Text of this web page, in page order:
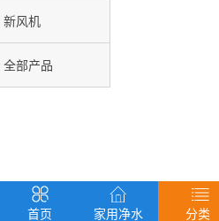
首页 家用净水 分类
新风机
全部产品